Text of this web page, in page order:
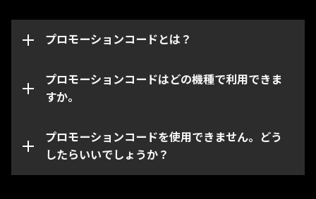
プロモーションコードとは？
アカウントに連携され、取得されたアカウントのイン
ベントリにのみアイテムが追加されます。
プロモーションコードはどの機種で利用できま
すか。
なお、特定のコードは指定された機種・プラットフォ
しい機種アカウントにログインしていることをご確認
ください。
プロモーションコードを使用できません。どう
したらいいでしょうか？
プロモーションコードの期限が切れている、あるいは
ーションコードに問題がある場合は、 Warframeサポ
ート
までお問い合わせください。